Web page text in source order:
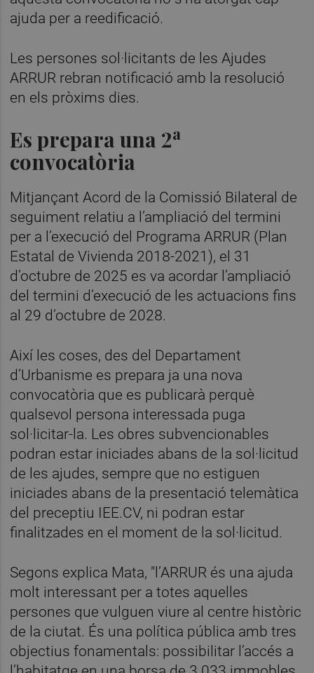
ajuda per a reedificació.
Les persones sol·licitants de les Ajudes
ARRUR rebran notificació amb la resolució
en els pròxims dies.
Es prepara una 2a
convocatòria
Mitjançant Acord de la Comissió Bilateral de
seguiment relatiu a l’ampliació del termini
per a l’execució del Programa ARRUR (Plan
Estatal de Vivienda 2018-2021), el 31
d’octubre de 2025 es va acordar l’ampliació
del termini d’execució de les actuacions fins
al 29 d’octubre de 2028.
Així les coses, des del Departament
d’Urbanisme es prepara ja una nova
convocatòria que es publicarà perquè
qualsevol persona interessada puga
sol·licitar-la. Les obres subvencionables
podran estar iniciades abans de la sol·licitud
de les ajudes, sempre que no estiguen
iniciades abans de la presentació telemàtica
del preceptiu IEE.CV, ni podran estar
finalitzades en el moment de la sol·licitud.
Segons explica Mata, "l’ARRUR és una ajuda
molt interessant per a totes aquelles
persones que vulguen viure al centre històric
de la ciutat. És una política pública amb tres
objectius fonamentals: possibilitar l’accés a